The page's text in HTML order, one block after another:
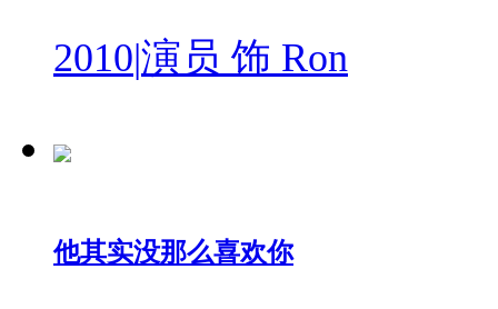
2010|演员 饰 Ron
他其实没那么喜欢你